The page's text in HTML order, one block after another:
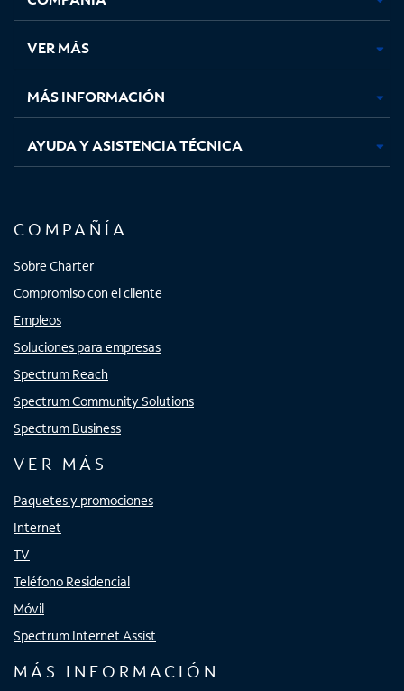
en
pestaña
nueva
en
pestaña
nueva
en
pestaña
nueva
en
nueva
VER MÁS
MÁS INFORMACIÓN
AYUDA Y ASISTENCIA TÉCNICA
COMPAÑÍA
Sobre Charter
Compromiso con el cliente
Empleos
Soluciones para empresas
Spectrum Reach
Spectrum Community Solutions
Spectrum Business
VER MÁS
Paquetes y promociones
Internet
TV
Teléfono Residencial
Móvil
Spectrum Internet Assist
MÁS INFORMACIÓN